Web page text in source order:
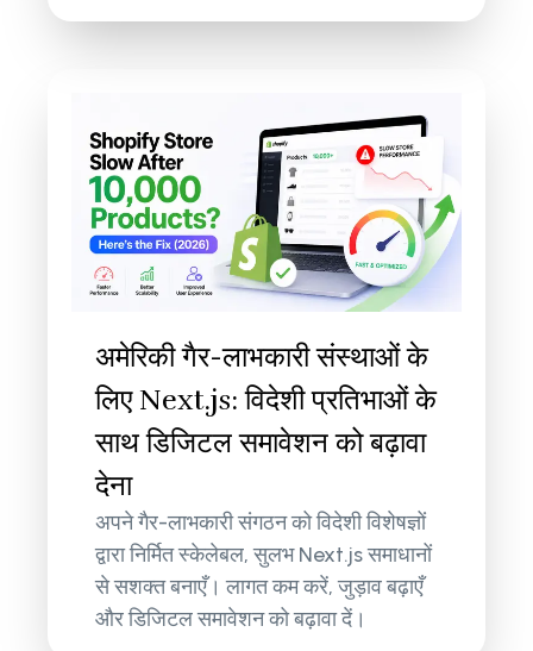
अमेरिकी गैर-लाभकारी संस्थाओं के
लिए Next.js: विदेशी प्रतिभाओं के
साथ डिजिटल समावेशन को बढ़ावा
देना
अपने गैर-लाभकारी संगठन को विदेशी विशेषज्ञों
द्वारा निर्मित स्केलेबल, सुलभ Next.js समाधानों
से सशक्त बनाएँ। लागत कम करें, जुड़ाव बढ़ाएँ
और डिजिटल समावेशन को बढ़ावा दें।